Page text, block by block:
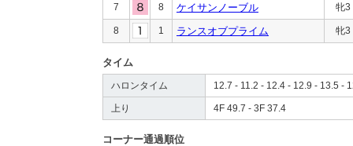
7 8 ケイサンノーブル 牝3
8 1 ランスオブプライム 牝3
タイム
ハロンタイム 12.7 - 11.2 - 12.4 - 12.9 - 13.5 -
上り 4F 49.7 - 3F 37.4
コーナー通過順位